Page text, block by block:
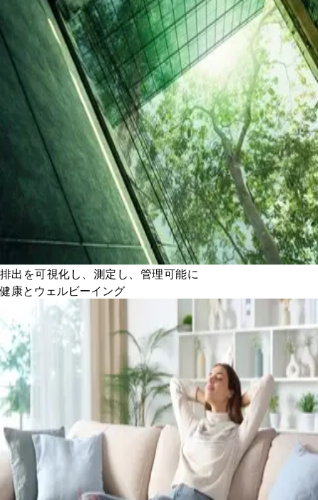
排出を可視化し、測定し、管理可能に
健康とウェルビーイング